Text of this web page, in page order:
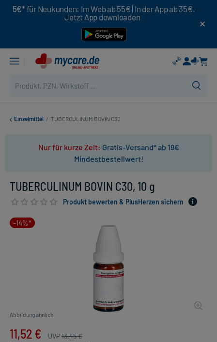
5€* für Neukunden: Im Web ab 55€ | In der App ab 35€.
Jetzt App downloaden
Einzelmittel / TUBERCULINUM BOVIN C30
Nur für kurze Zeit: Gratis-Versand* ab 19€
Mindestbestellwert!
TUBERCULINUM BOVIN C30, 10 g
Produkt bewerten & PlusHerzen sichern
-14%*
Abbildung ähnlich
11,52 € UVP13,45 €